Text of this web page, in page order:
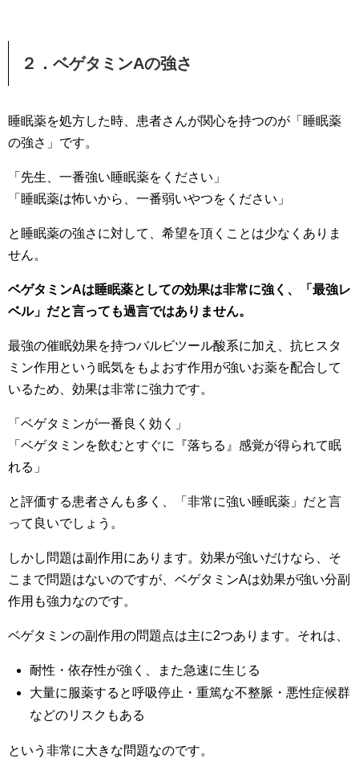
２．ベゲタミンAの強さ
睡眠薬を処方した時、患者さんが関心を持つのが「睡眠薬
の強さ」です。
「先生、一番強い睡眠薬をください」
「睡眠薬は怖いから、一番弱いやつをください」
と睡眠薬の強さに対して、希望を頂くことは少なくありま
せん。
ベゲタミンAは睡眠薬としての効果は非常に強く、「最強レ
ベル」だと言っても過言ではありません。
最強の催眠効果を持つバルビツール酸系に加え、抗ヒスタ
ミン作用という眠気をもよおす作用が強いお薬を配合して
いるため、効果は非常に強力です。
「ベゲタミンが一番良く効く」
「ベゲタミンを飲むとすぐに『落ちる』感覚が得られて眠
れる」
と評価する患者さんも多く、「非常に強い睡眠薬」だと言
って良いでしょう。
しかし問題は副作用にあります。効果が強いだけなら、そ
こまで問題はないのですが、ベゲタミンAは効果が強い分副
作用も強力なのです。
ベゲタミンの副作用の問題点は主に2つあります。それは、
耐性・依存性が強く、また急速に生じる
大量に服薬すると呼吸停止・重篤な不整脈・悪性症候群
などのリスクもある
という非常に大きな問題なのです。